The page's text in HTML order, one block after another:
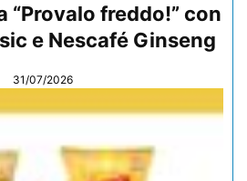
“Provalo freddo!” con
e Nescafé Ginseng
31/07/2026